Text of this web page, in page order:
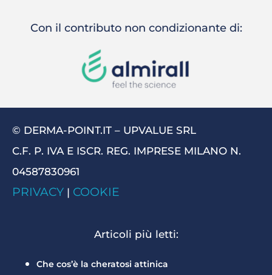
Con il contributo non condizionante di:
© DERMA-POINT.IT – UPVALUE SRL
C.F. P. IVA E ISCR. REG. IMPRESE MILANO N.
04587830961
PRIVACY | COOKIE
Articoli più letti:
Che cos’è la cheratosi attinica